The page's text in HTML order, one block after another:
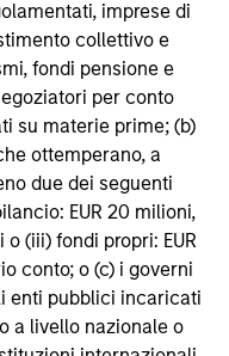
imprese di
collettivo e
fondi pensione e
per conto
su materie prime; (b)
ottemperano, a
due dei seguenti
EUR 20 milioni,
(iii) fondi propri: EUR
conto; o (c) i governi
enti pubblici incaricati
a livello nazionale o
è il potenziale di
l’investimento.
privo di rischio. Si
informazioni chiave per
per il rating di
e le avvertenze.
viene calcolato per i
sottoconti di rendite
traded fund, fondi
minimo di tre anni.
aperti sono
a fini comparativi. Il
una misura del